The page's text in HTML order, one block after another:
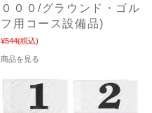
０００/グラウンド・ゴル
フ用コース設備品)
¥544(税込)
商品を見る